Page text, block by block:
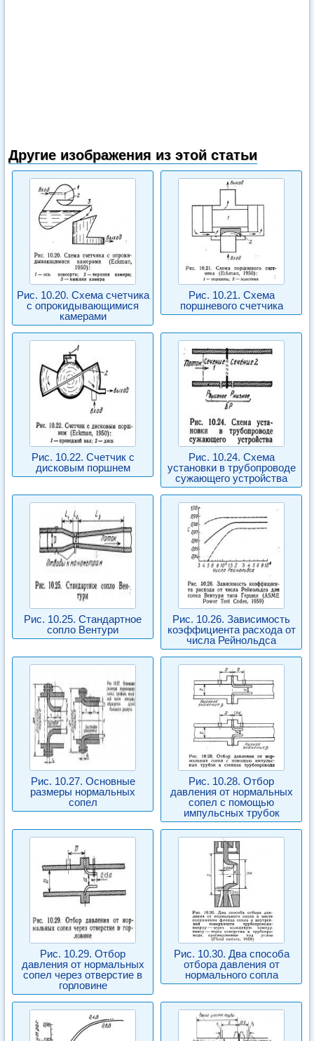
Другие изображения из этой статьи
Рис. 10.20. Схема счетчика
с опрокидывающимися
камерами
Рис. 10.21. Схема
поршневого счетчика
Рис. 10.22. Счетчик с
дисковым поршнем
Рис. 10.24. Схема
установки в трубопроводе
сужающего устройства
Рис. 10.25. Стандартное
сопло Вентури
Рис. 10.26. Зависимость
коэффициента расхода от
числа Рейнольдса
Рис. 10.27. Основные
размеры нормальных
сопел
Рис. 10.28. Отбор
давления от нормальных
сопел с помощью
импульсных трубок
Рис. 10.29. Отбор
давления от нормальных
сопел через отверстие в
горловине
Рис. 10.30. Два способа
отбора давления от
нормального сопла